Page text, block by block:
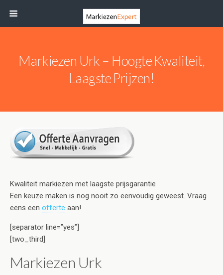
Markiezen Urk – Hoogte Kwaliteit,
Laagste Prijzen!
Kwaliteit markiezen met laagste prijsgarantie
Een keuze maken is nog nooit zo eenvoudig geweest. Vraag
eens een offerte aan!
[separator line=”yes”]
[two_third]
Markiezen Urk